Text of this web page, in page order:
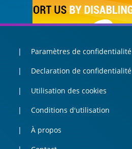
Paramètres de confidentialité
Declaration de confidentialité
Utilisation des cookies
Conditions d'utilisation
À propos